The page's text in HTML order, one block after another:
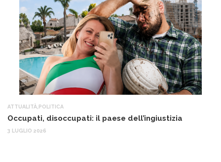
ATTUALITÀ POLITICA
Occupati, disoccupati: il paese dell’ingiustizia
3 LUGLIO 2026